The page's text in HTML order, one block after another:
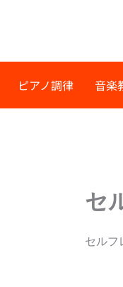
ス
ピアノ調律 音楽
セ
セルフ